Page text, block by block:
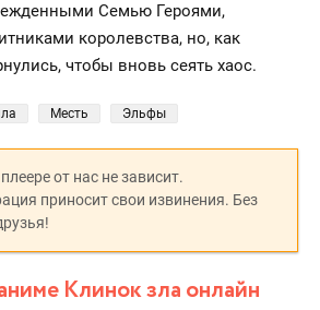
Семью Героями,
королевства, но, как
чтобы вновь сеять хаос.
Месть Эльфы
от нас не зависит.
приносит свои извинения. Без
Клинок зла онлайн